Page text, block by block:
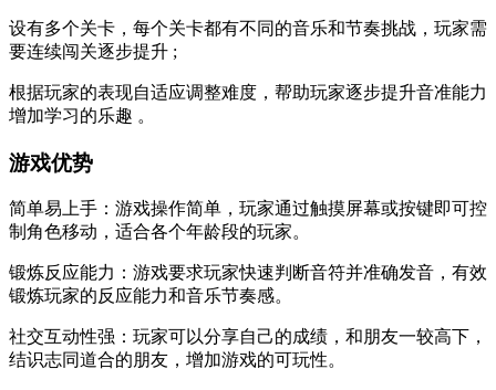
设有多个关卡，每个关卡都有不同的音乐和节奏挑战，玩家需
要连续闯关逐步提升 ;
根据玩家的表现自适应调整难度，帮助玩家逐步提升音准能力
增加学习的乐趣 。
游戏优势
简单易上手：游戏操作简单，玩家通过触摸屏幕或按键即可控
制角色移动，适合各个年龄段的玩家。
锻炼反应能力：游戏要求玩家快速判断音符并准确发音，有效
锻炼玩家的反应能力和音乐节奏感。
社交互动性强：玩家可以分享自己的成绩，和朋友一较高下，
结识志同道合的朋友，增加游戏的可玩性。